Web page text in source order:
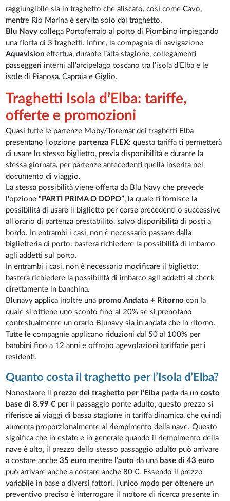
raggiungibile sia in traghetto che aliscafo, così come Cavo,
mentre Rio Marina è servita solo dal traghetto.
Blu Navy collega Portoferraio al porto di Piombino impiegando
una flotta di 3 traghetti. Infine, la compagnia di navigazione
Aquavision effettua, durante l’alta stagione, collegamenti
passeggeri interni all’arcipelago toscano tra l’isola d’Elba e le
isole di Pianosa, Capraia e Giglio.
Traghetti Isola d’Elba: tariffe,
offerte e promozioni
Quasi tutte le partenze Moby/Toremar dei traghetti Elba
presentano l'opzione partenza FLEX: questa tariffa ti permetterà
di usare lo stesso biglietto, previa disponibilità e durante la
stessa giornata, per partenze antecedenti quella inserita nel
documento di viaggio.
La stessa possibilità viene offerta da Blu Navy che prevede
l'opzione“PARTI PRIMA O DOPO”, la quale ti fornisce la
possibilità di usare il biglietto per corse precedenti o successive
all'orario di partenza prestabilito, salvo disponibilità di posti a
bordo. In entrambi i casi, non è necessario passare dalla
biglietteria di porto: basterà richiedere la possibilità di imbarco
agli addetti sul porto.
In entrambi i casi, non è necessario modificare il biglietto:
basterà richiedere la possibilità di imbarco agli addetti al check
direttamente in banchina.
Blunavy applica inoltre una promo Andata + Ritorno con la
quale si ottiene uno sconto fino al 20% se si prenotano
contestualmente un orario Blunavy sia in andata che in ritorno.
Tutte le compagnie applicano riduzioni dal 50 al 100% per
bambini fino a 12 anni e offrono agevolazioni tariffarie per i
residenti.
Quanto costa il traghetto per l’Isola d’Elba?
Nonostante il prezzo del traghetto per l’Elba parta da uncosto
base di 8.99 € per il passaggio ponte adulto, questo prezzo si
riferisce ai viaggi di bassa stagione in tariffa dinamica, che quindi
aumenta proporzionalmente al riempimento della nave. Questo
significa che in estate e in generale quando il riempimento della
nave è alto, il prezzo dello stesso passaggio adulto può arrivare
a costare anche35 euro mentre l'auto da una base di 43 euro
può arrivare anche a costare anche 80 €. Essendo il prezzo
variabile in base a diversi fattori, l’unico modo per ottenere un
preventivo preciso è interrogare il motore di ricerca presente in